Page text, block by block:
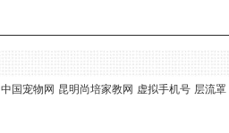
中国宠物网 昆明尚培家教网 虚拟手机号 层流罩